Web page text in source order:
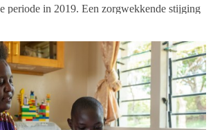
periode in 2019. Een zorgwekkende stijging
aanbod van voedsel afneemt door de strijd
Hoe gaat Voedselbanken Nederland met
en hoe bereiden ze zich voor op de
der Graaf-Scheffer, lid fondsenwerving bij
licht toe.